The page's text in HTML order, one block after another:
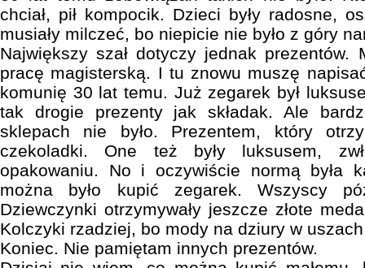
chciał, pił kompocik. Dzieci były radosne,
musiały milczeć, bo niepicie nie było z góry
Największy szał dotyczy jednak
pracę magisterską. I tu znowu muszę
komunię 30 lat temu. Już zegarek był
tak drogie prezenty jak składak. Ale
sklepach nie było. Prezentem, który
czekoladki. One też były luksusem,
opakowaniu. No i oczywiście normą była
można było kupić zegarek. Wszyscy
Dziewczynki otrzymywały jeszcze złote
Kolczyki rzadziej, bo mody na dziury w uszach
Koniec. Nie pamiętam innych prezentów.